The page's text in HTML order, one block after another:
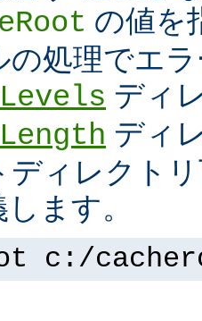
の値を
の処理でエ
ディ
ディ
ディレクト
ます。
c:/